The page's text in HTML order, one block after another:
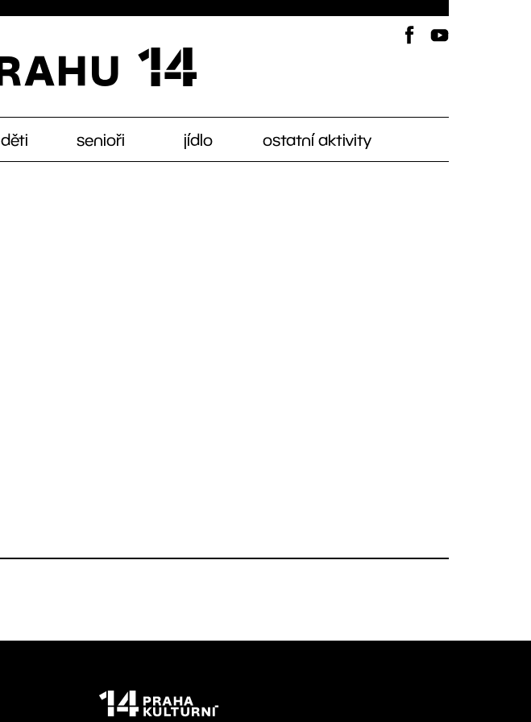
děti senioři jídlo ostatní aktivity